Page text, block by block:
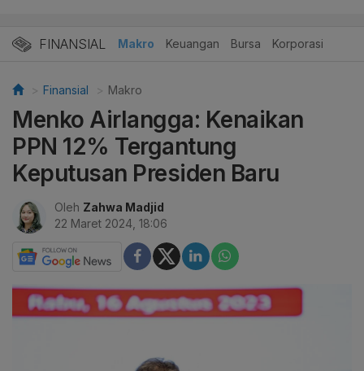
FINANSIAL Makro Keuangan Bursa Korporasi
Finansial Makro
Menko Airlangga: Kenaikan
PPN 12% Tergantung
Keputusan Presiden Baru
Oleh Zahwa Madjid
22 Maret 2024, 18:06